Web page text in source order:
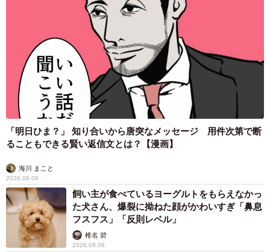
帰り際、あまりにも嬉しくておじいさんを追い掛けて、買っていたホッ
トコーヒーを渡したという（photoACより「たろぷぅ」さん撮影、イメー
ジ画像）
ホットコーヒーを受け取ったおじいさん「ありが
とう！」とニカッと笑った
──とはいえ、お礼の言葉だけではなくさらに感謝の気持ち
を伝えようと、自分用に買ったホットコーヒーを渡そうと
おじいさんを追い掛けた。その時のおじいさんの反応は？
「『スイマセン』と声を掛けましたが、最初はおじいさん
も私のことが分からなかったようで、『先ほどレジを譲っ
「明日ひま？」 知り合いから唐突なメッセージ 用件次第で断
ることもできる賢い返信文とは？【漫画】
海川 まこと
2026.08.06
飼い主が食べているヨーグルトをもらえなかっ
た犬さん、爆裂に拗ねた顔がかわいすぎ「鼻息
フスフス」「反則レベル」
椎名 碧
2026.08.06